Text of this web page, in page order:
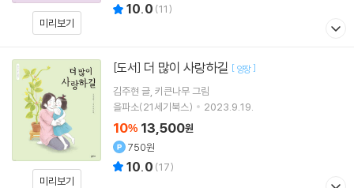
미리보기
10.0 (11)
미리보기
[도서] 더 많이 사랑하길 [ 양장]
김주현 글 키큰나무그림
을파소(21세기북스)
2023.9.19.
10% 13,500원
750원
10.0 (17)